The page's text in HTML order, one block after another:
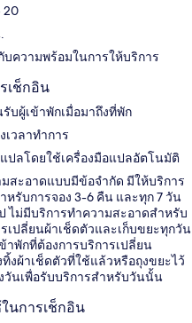
20
ความพร้อมในการให้บริการ
เช็กอิน
บผู้เข้าพักเมื่อมาถึงที่พัก
วลาทำการ
ปลโดยใช้เครื่องมือแปลอัตโนมัติ
สะอาดแบบมีข้อจำกัด มีให้บริการ
รับการจอง 3-6 คืน และทุก 7 วัน
ไม่มีบริการทำความสะอาดสำหรับ
เปลี่ยนผ้าเช็ดตัวและเก็บขยะทุกวัน
าพักที่ต้องการบริการเปลี่ยน
งผ้าเช็ดตัวที่ใช้แล้วหรือถุงขยะไว้
วันเพื่อรับบริการสำหรับวันนั้น
นการเช็กอิน